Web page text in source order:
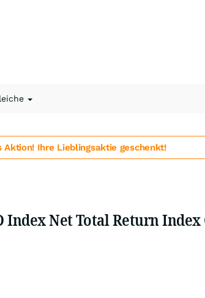
Aktion! Ihre Lieblingsaktie geschenkt!
Index Net Total Return